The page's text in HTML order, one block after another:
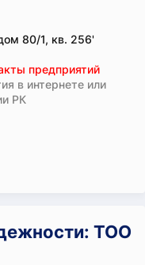
80/1, кв. 256'
предприятий
в интернете или
РК
ТОО